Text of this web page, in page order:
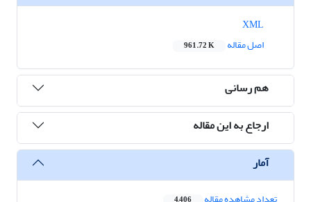
اصل مقاله
961.72 K
هم رسانی
ارجاع به این مقاله
آمار